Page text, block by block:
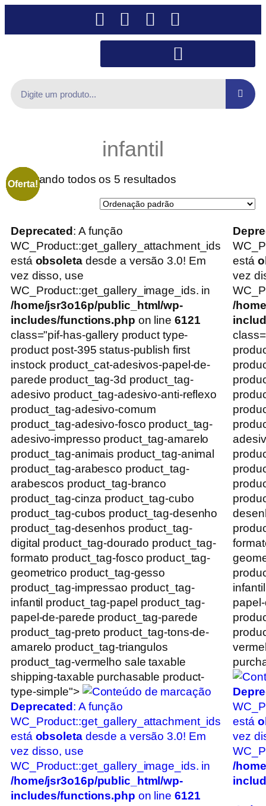
infantil
Mostrando todos os 5 resultados
Deprecated : A função
WC_Product::get_gallery_attachment_ids
está obsoletadesde a versão 3.0! Em
vez disso, use
WC_Product::get_gallery_image_ids. in
/home/jsr3o16p/public_html/wp-
includes/functions.php on line 6121
class="pif-has-gallery product type-
product post-395 status-publish first
instock product_cat-adesivos-papel-de-
parede product_tag-3d product_tag-
adesivo product_tag-adesivo-anti-reflexo
product_tag-adesivo-comum
product_tag-adesivo-fosco product_tag-
adesivo-impresso product_tag-amarelo
product_tag-animais product_tag-animal
product_tag-arabesco product_tag-
arabescos product_tag-branco
product_tag-cinza product_tag-cubo
product_tag-cubos product_tag-desenho
product_tag-desenhos product_tag-
digital product_tag-dourado product_tag-
formato product_tag-fosco product_tag-
geometrico product_tag-gesso
product_tag-impressao product_tag-
infantil product_tag-papel product_tag-
papel-de-parede product_tag-parede
product_tag-preto product_tag-tons-de-
amarelo product_tag-triangulos
product_tag-vermelho sale taxable
shipping-taxable purchasable product-
type-simple">
Oferta!
Deprecated : A função
WC_Product::get_gallery_attachment_ids
está obsoletadesde a versão 3.0! Em
vez disso, use
WC_Product::get_gallery_image_ids. in
/home/jsr3o16p/public_html/wp-
includes/functions.php on line 6121
está
vez
/
Oferta!
está
vez
/
Oferta!
Oferta!
Oferta!